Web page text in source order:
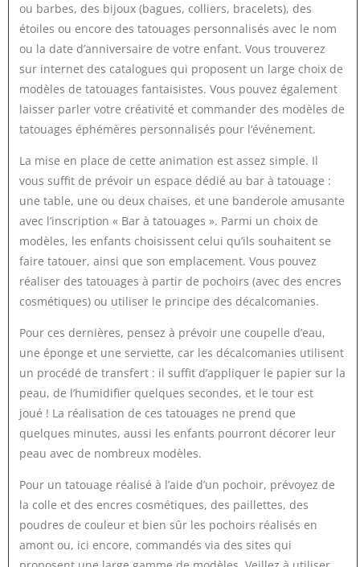
ou barbes, des bijoux (bagues, colliers, bracelets), des
étoiles ou encore des tatouages personnalisés avec le nom
ou la date d’anniversaire de votre enfant. Vous trouverez
sur internet des catalogues qui proposent un large choix de
modèles de tatouages fantaisistes. Vous pouvez également
laisser parler votre créativité et commander des modèles de
tatouages éphémères personnalisés pour l’événement.
La mise en place de cette animation est assez simple. Il
vous suffit de prévoir un espace dédié au bar à tatouage :
une table, une ou deux chaises, et une banderole amusante
avec l’inscription « Bar à tatouages ». Parmi un choix de
modèles, les enfants choisissent celui qu’ils souhaitent se
faire tatouer, ainsi que son emplacement. Vous pouvez
réaliser des tatouages à partir de pochoirs (avec des encres
cosmétiques) ou utiliser le principe des décalcomanies.
Pour ces dernières, pensez à prévoir une coupelle d’eau,
une éponge et une serviette, car les décalcomanies utilisent
un procédé de transfert : il suffit d’appliquer le papier sur la
peau, de l’humidifier quelques secondes, et le tour est
joué ! La réalisation de ces tatouages ne prend que
quelques minutes, aussi les enfants pourront décorer leur
peau avec de nombreux modèles.
Pour un tatouage réalisé à l’aide d’un pochoir, prévoyez de
la colle et des encres cosmétiques, des paillettes, des
poudres de couleur et bien sûr les pochoirs réalisés en
amont ou, ici encore, commandés via des sites qui